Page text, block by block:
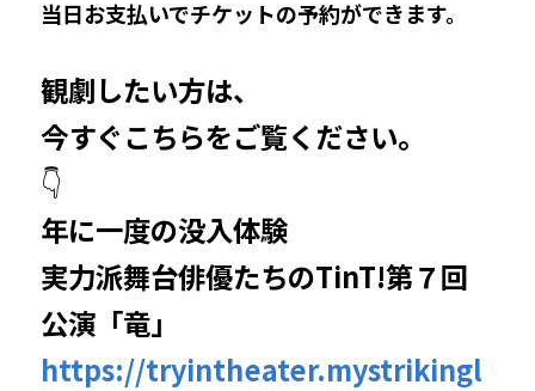
当日お支払いでチケットの予約ができます。
観劇したい方は、
今すぐこちらをご覧ください。
👇
年に一度の没入体験
実力派舞台俳優たちのTinT!第７回
公演「竜」
https://tryintheater.mystrikingl